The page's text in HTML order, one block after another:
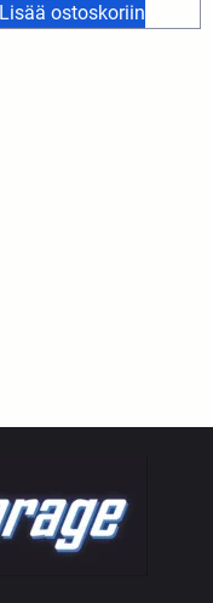
Lisää ostoskoriin